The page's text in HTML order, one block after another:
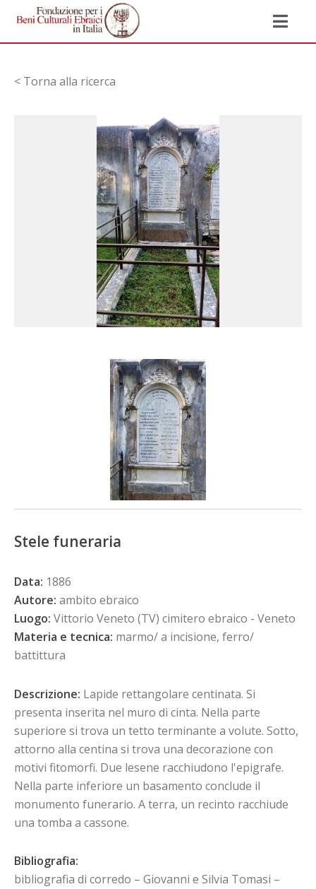
< Torna alla ricerca
Stele funeraria
Data: 1886
Autore: ambito ebraico
Luogo: Vittorio Veneto (TV) cimitero ebraico - Veneto
Materia e tecnica: marmo/ a incisione, ferro/
battittura
Descrizione: Lapide rettangolare centinata. Si
presenta inserita nel muro di cinta. Nella parte
superiore si trova un tetto terminante a volute. Sotto,
attorno alla centina si trova una decorazione con
motivi fitomorfi. Due lesene racchiudono l'epigrafe.
Nella parte inferiore un basamento conclude il
monumento funerario. A terra, un recinto racchiude
una tomba a cassone.
Bibliografia:
bibliografia di corredo – Giovanni e Silvia Tomasi –